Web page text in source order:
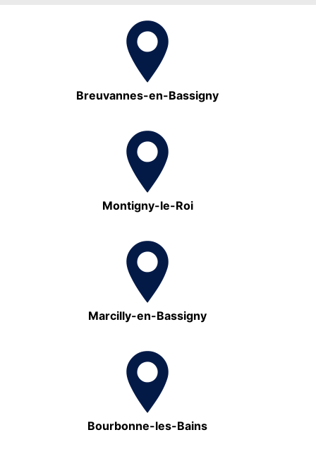
Breuvannes-en-Bassigny
Montigny-le-Roi
Marcilly-en-Bassigny
Bourbonne-les-Bains